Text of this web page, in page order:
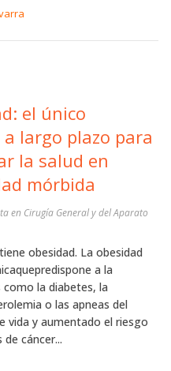
el único
largo plazo para
la salud en
mórbida
en Cirugía General y del Aparato
obesidad. La obesidad
a la
la diabetes, la
o las apneas del
vida y aumentado el riesgo
cáncer...